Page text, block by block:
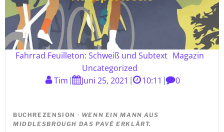
Fahrrad Feuilleton: Schweiß und Subtext Magazin
Uncategorized
Tim
Juni 25, 2021 10:11 0
BUCHREZENSION · WENN EIN MANN AUS
MIDDLESBROUGH DAS PAVÉ ERKLÄRT.